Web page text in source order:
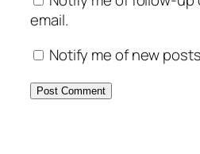
email.
Notify me of new